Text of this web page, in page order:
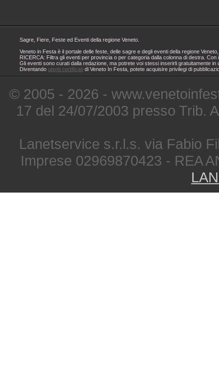
Sagre, Fiere, Feste ed Eventi della regione Veneto.
Veneto in Festa è il portale delle feste, delle sagre e degli eventi della regione
RICERCA: Filtra gli eventi per provincia o per categoria dalla colonna di destra.
Gli eventi sono curati dalla redazione, ma potrete voi stessi inserirli gratuitamente
Diventando utenti certificati di Veneto In Festa, potete acquisire privilegi di
© 2005 - 2026 -
17 del 24/07/2003 presso Trib.
Lanetservice s.r.l.s. via Fabio
Imprese 02969870423 - REA